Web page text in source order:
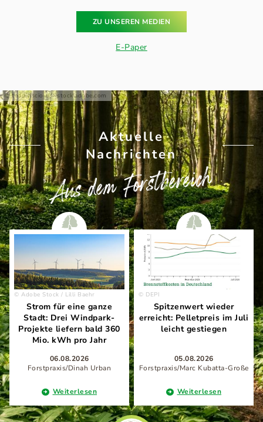
ZU UNSEREN MEDIEN
E-Paper
teddiviscious - stock.adobe.com
Aktuelle
Nachrichten
Aus dem Forstbereich
Adobe Stock / Lilli Baehr
Strom für eine ganze
Stadt: Drei Windpark-
Projekte liefern bald 360
Mio. kWh pro Jahr
06.08.2026
Forstpraxis/Dinah Urban
Weiterlesen
DEPI
Spitzenwert wieder
erreicht: Pelletpreis im Juli
leicht gestiegen
05.08.2026
Forstpraxis/Marc Kubatta-Große
Weiterlesen